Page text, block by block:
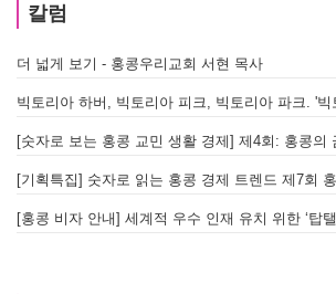
칼럼
더 넓게 보기 - 홍콩우리교회 서현 목사